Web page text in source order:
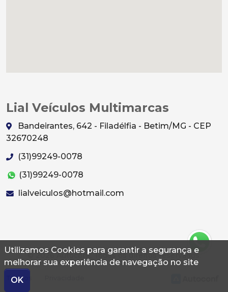
Utilizamos Cookies para garantir a segurança e
melhorar sua experiência de navegação no site
OK
Lial Veículos Multimarcas
Bandeirantes, 642 - Filadélfia - Betim/MG - CEP
32670248
(31)99249-0078
(31)99249-0078
lialveiculos@hotmail.com
© 2026 Autoconf. Todos os direitos reservados.
Termos